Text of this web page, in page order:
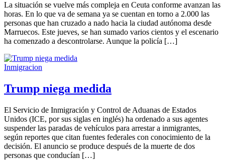
La situación se vuelve más compleja en Ceuta conforme avanzan las
horas. En lo que va de semana ya se cuentan en torno a 2.000 las
personas que han cruzado a nado hacia la ciudad autónoma desde
Marruecos. Este jueves, se han sumado varios cientos y el escenario
ha comenzado a descontrolarse. Aunque la policía […]
Inmigracion
Trump niega medida
El Servicio de Inmigración y Control de Aduanas de Estados
Unidos (ICE, por sus siglas en inglés) ha ordenado a sus agentes
suspender las paradas de vehículos para arrestar a inmigrantes,
según reportes que citan fuentes federales con conocimiento de la
decisión. El anuncio se produce después de la muerte de dos
personas que conducían […]